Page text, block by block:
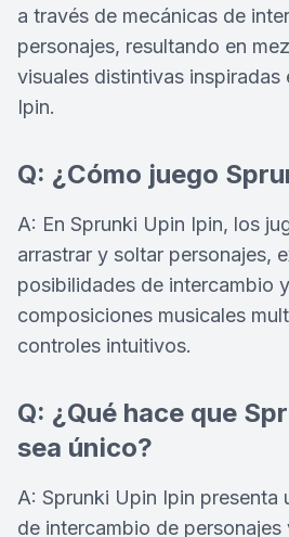
a través de mecánicas de
personajes, resultando en
visuales distintivas inspiradas
Ipin.
Q: ¿Cómo juego
A: En Sprunki Upin Ipin, los
arrastrar y soltar personajes,
posibilidades de intercambio
composiciones musicales
controles intuitivos.
Q: ¿Qué hace que
sea único?
A: Sprunki Upin Ipin presenta
de intercambio de